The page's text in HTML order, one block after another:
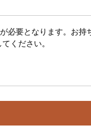
必要となります。お持
ください。